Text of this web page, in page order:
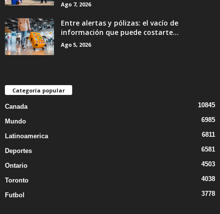
Ago 7, 2026
Entre alertas y pólizas: el vacío de
información que puede costarte...
Ago 5, 2026
Categoría popular
Canada 10845
Mundo 6985
Latinoamerica 6811
Deportes 6581
Ontario 4503
Toronto 4038
Futbol 3778